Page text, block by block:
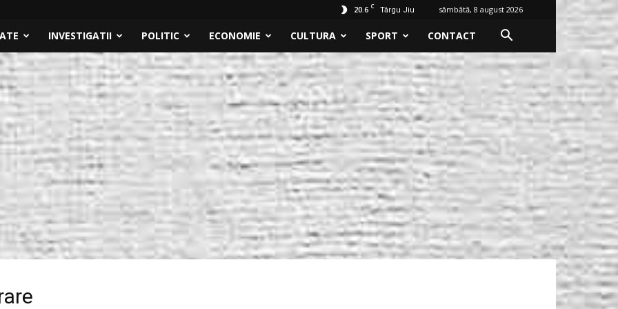
20.6 C Târgu Jiu sâmbătă, 8 august 2026
INVESTIGATII POLITIC ECONOMIE CULTURA SPORT CONTACT